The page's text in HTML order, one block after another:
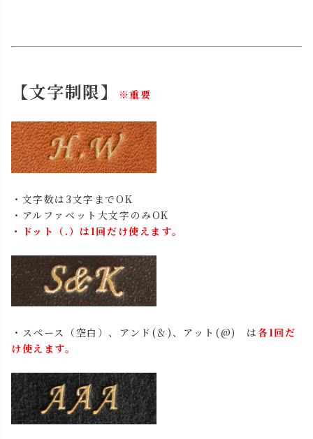
【文字制限】 ※重要
・文字数は3文字までOK
・アルファベット大文字のみOK
・ドット（.）は1回だけ使えます。
・スペース（空白）、アンド(＆)、アット(@) は各1回だ
け使えます。